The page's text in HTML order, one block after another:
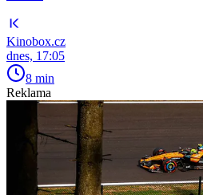
Kinobox.cz
dnes, 17:05
8 min
Reklama